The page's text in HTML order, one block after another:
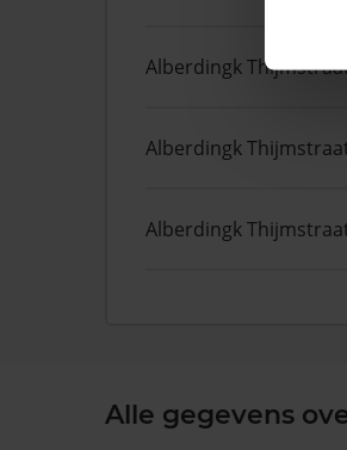
Alberdingk
Alberdingk
Alberdingk
Alle gegevens